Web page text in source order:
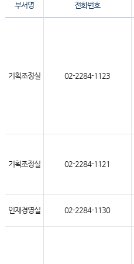
부서명 전화번호
기획조정실 02-2284-1123
기획조정실 02-2284-1121
인재경영실 02-2284-1130